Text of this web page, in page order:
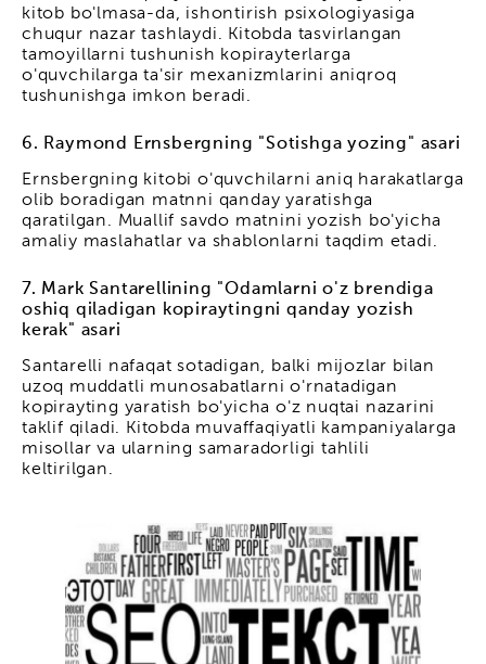
kitob bo'lmasa-da, ishontirish psixologiyasiga
chuqur nazar tashlaydi. Kitobda tasvirlangan
tamoyillarni tushunish kopirayterlarga
o'quvchilarga ta'sir mexanizmlarini aniqroq
tushunishga imkon beradi.
6. Raymond Ernsbergning "Sotishga yozing" asari
Ernsbergning kitobi o'quvchilarni aniq harakatlarga
olib boradigan matnni qanday yaratishga
qaratilgan. Muallif savdo matnini yozish bo'yicha
amaliy maslahatlar va shablonlarni taqdim etadi.
7. Mark Santarellining "Odamlarni o'z brendiga
oshiq qiladigan kopiraytingni qanday yozish
kerak" asari
Santarelli nafaqat sotadigan, balki mijozlar bilan
uzoq muddatli munosabatlarni o'rnatadigan
kopirayting yaratish bo'yicha o'z nuqtai nazarini
taklif qiladi. Kitobda muvaffaqiyatli kampaniyalarga
misollar va ularning samaradorligi tahlili
keltirilgan.